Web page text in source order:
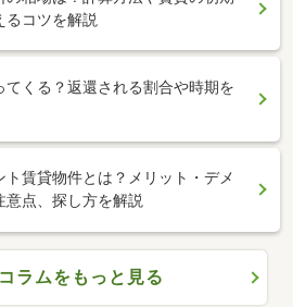
るコツを解説
てくる？返還される割合や時期を
ト賃貸物件とは？メリット・デメ
意点、探し方を解説
ラムをもっと見る